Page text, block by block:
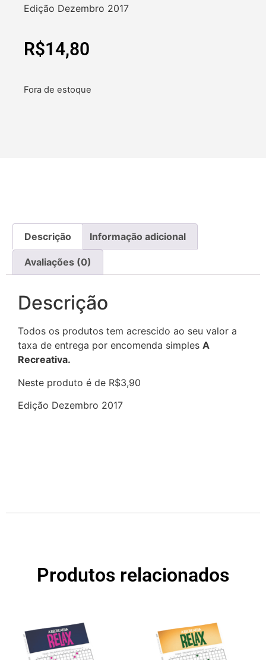
Edição Dezembro 2017
R$14,80
Fora de estoque
Descrição Informação adicional
Avaliações (0)
Descrição
Todos os produtos tem acrescido ao seu valor a
taxa de entrega por encomenda simples A
Recreativa.
Neste produto é de R$3,90
Edição Dezembro 2017
Produtos relacionados